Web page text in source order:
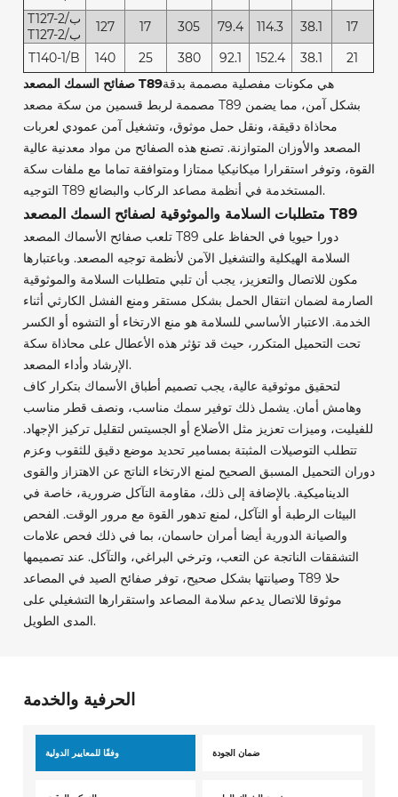
T127-2/ب
T127-2/ب
127 17 305 79.4 114.3 38.1
17
T140-1/B
140 25 380 92.1 152.4 38.1
21
صفائح السمك المصعد T89هي مكونات مفصلية مصممة بدقة
مصممة لربط قسمين من سكة مصعد T89 بشكل آمن، مما يضمن
محاذاة دقيقة، ونقل حمل موثوق، وتشغيل آمن عمودي لعربات
المصعد والأوزان المتوازنة. تصنع هذه الصفائح من مواد معدنية عالية
القوة، وتوفر استقرارا ميكانيكيا ممتازا ومتوافقة تماما مع ملفات سكة
التوجيه T89 المستخدمة في أنظمة مصاعد الركاب والبضائع.
متطلبات السلامة والموثوقية لصفائح السمك المصعد T89
تلعب صفائح الأسماك المصعد T89 دورا حيويا في الحفاظ على
السلامة الهيكلية والتشغيل الآمن لأنظمة توجيه المصعد. وباعتبارها
مكون للاتصال والتعزيز، يجب أن تلبي متطلبات السلامة والموثوقية
الصارمة لضمان انتقال الحمل بشكل مستقر ومنع الفشل الكارثي أثناء
الخدمة. الاعتبار الأساسي للسلامة هو منع الارتخاء أو التشوه أو الكسر
تحت التحميل المتكرر، حيث قد تؤثر هذه الأعطال على محاذاة سكة
الإرشاد وأداء المصعد.
لتحقيق موثوقية عالية، يجب تصميم أطباق الأسماك بتكرار كاف
وهامش أمان. يشمل ذلك توفير سمك مناسب، ونصف قطر مناسب
للفيليت، وميزات تعزيز مثل الأضلاع أو الجسيتس لتقليل تركيز الإجهاد.
تتطلب التوصيلات المثبتة بمسامير تحديد موضع دقيق للثقوب وعزم
دوران التحميل المسبق الصحيح لمنع الارتخاء الناتج عن الاهتزاز والقوى
الديناميكية. بالإضافة إلى ذلك، مقاومة التآكل ضرورية، خاصة في
البيئات الرطبة أو التآكل، لمنع تدهور القوة مع مرور الوقت. الفحص
والصيانة الدورية أيضا أمران حاسمان، بما في ذلك فحص علامات
التشققات الناتجة عن التعب، وترخي البراغي، والتآكل. عند تصميمها
وصيانتها بشكل صحيح، توفر صفائح الصيد في المصاعد T89 حلا
موثوقا للاتصال يدعم سلامة المصاعد واستقرارها التشغيلي على
المدى الطويل.
الحرفية والخدمة
وفقًا للمعايير الدولية ضمان الجودة